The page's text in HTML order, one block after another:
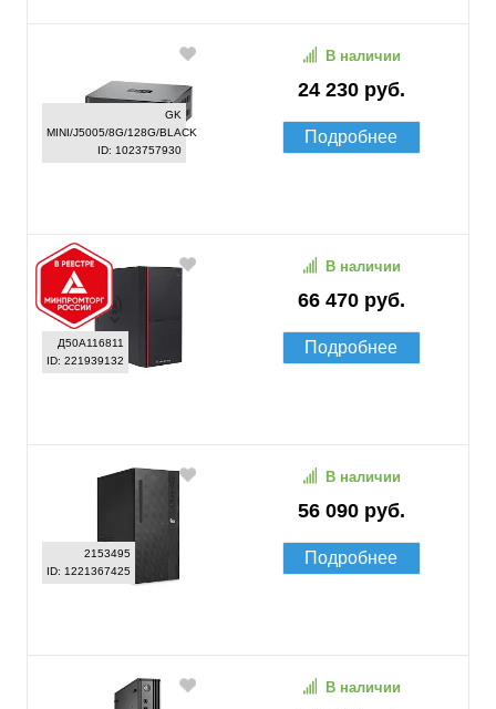
GK
MINI/J5005/8G/128G/BLACK
ID: 1023757930
24 230 руб.
В наличии
Подробнее
Д50А116811
ID: 221939132
66 470 руб.
В наличии
Подробнее
2153495
ID: 1221367425
56 090 руб.
В наличии
Подробнее
В наличии